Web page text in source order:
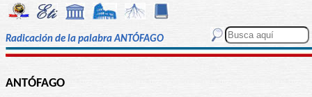
Radicación de la palabra ANTÓFAGO
ANTÓFAGO